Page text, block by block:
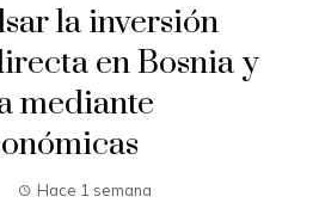
la inversión
en Bosnia y
mediante
Hace 1 semana